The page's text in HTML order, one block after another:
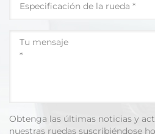
Obtenga las últimas noticias y
nuestras ruedas suscribiéndose